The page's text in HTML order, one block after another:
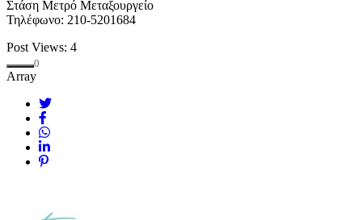
Στάση Μετρό Μεταξουργείο
Τηλέφωνο: 210-5201684
Post Views: 4
0
Array